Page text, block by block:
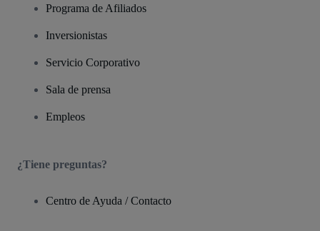
Programa de Afiliados
Inversionistas
Servicio Corporativo
Sala de prensa
Empleos
¿Tiene preguntas?
Centro de Ayuda / Contacto